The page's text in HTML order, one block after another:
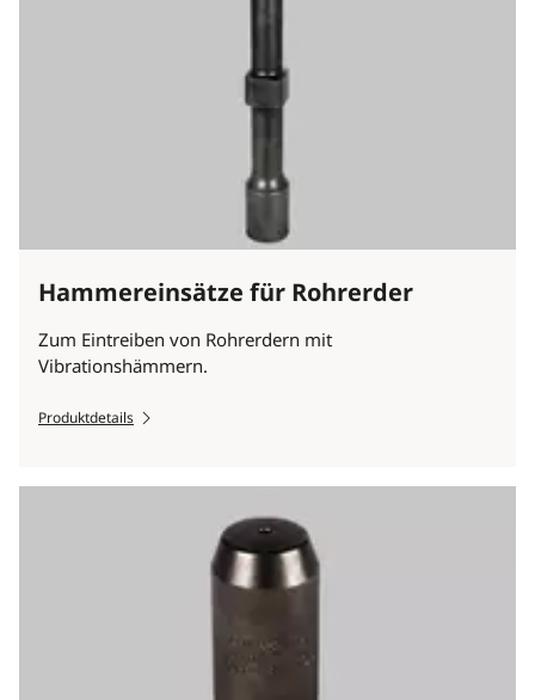
Hammereinsätze für Rohrerder
Zum Eintreiben von Rohrerdern mit
Vibrationshämmern.
Produktdetails